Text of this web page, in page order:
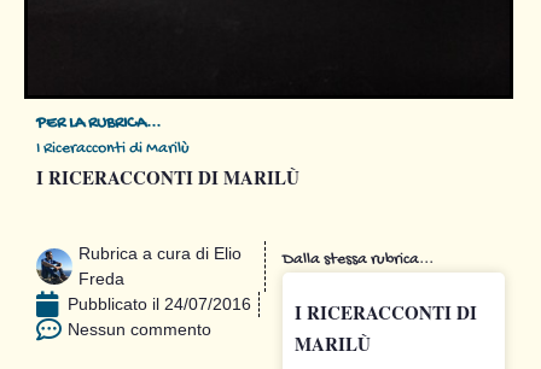
PER LA RUBRICA...
I Riceracconti di Marilù
I RICERACCONTI DI MARILÙ
Rubrica a cura di Elio
Freda
Pubblicato il 24/07/2016
Nessun commento
Dalla stessa rubrica...
I RICERACCONTI DI
MARILÙ